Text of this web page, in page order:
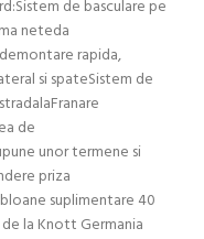
de basculare pe
neteda
rapida,
si spateSistem de
de
unor termene si
priza
suplimentare 40
la Knott Germania